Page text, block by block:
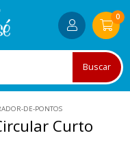
Buscar
0
DE-PONTOS
Curto